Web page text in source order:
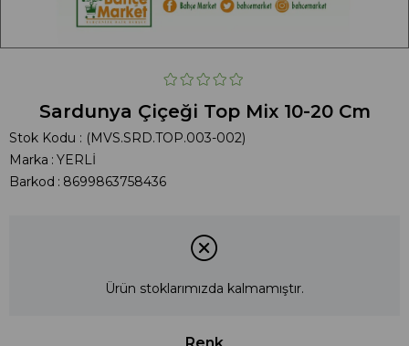
Sardunya Çiçeği Top Mix 10-20 Cm
Stok Kodu
(MVS.SRD.TOP.003-002)
Marka : YERLİ
Barkod : 8699863758436
Ürün stoklarımızda kalmamıştır.